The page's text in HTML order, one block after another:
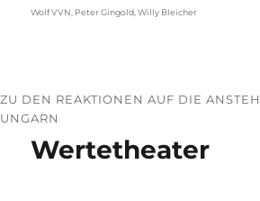
Wolf VVN Peter Gingold ,Willy Bleicher
ZU DEN REAKTIONEN AUF DIE
UNGARN
Wertetheater